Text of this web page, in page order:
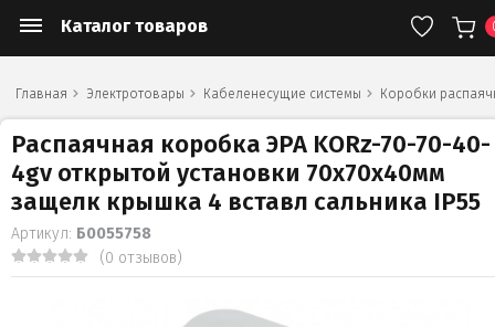
Каталог товаров
Главная Электротовары Кабеленесущие системы Коробки
Распаячная коробка ЭРА KORz-70-70-40-
4gv открытой установки 70х70х40мм
защелк крышка 4 вставл сальника IP55
Артикул: Б0055758
(0 отзывов)